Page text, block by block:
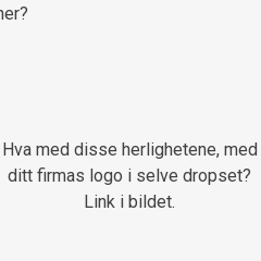
Hva med disse herlighetene, med
ditt firmas logo i selve dropset?
Link i bildet.